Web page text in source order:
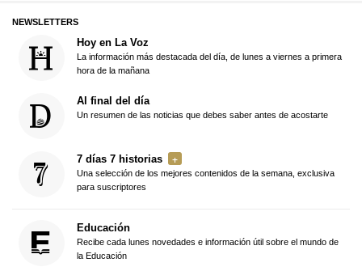
NEWSLETTERS
Hoy en La Voz
La información más destacada del día, de lunes a viernes a primera
hora de la mañana
Al final del día
Un resumen de las noticias que debes saber antes de acostarte
7 días 7 historias
Una selección de los mejores contenidos de la semana, exclusiva
para suscriptores
Educación
Recibe cada lunes novedades e información útil sobre el mundo de
la Educación